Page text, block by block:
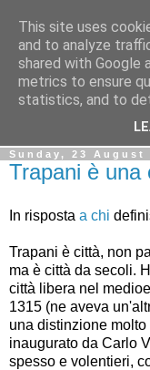
Ale
Some posts are in
Español
Sunday, 23 August
Trapani è una
In risposta a chi
Trapani è città, non
ma è città da secoli.
città libera nel
1315 (ne aveva
una distinzione
inaugurato da Carlo
spesso e volentieri,
This site uses
and to analyze
shared with Google
metrics to ensure
statistics, and to